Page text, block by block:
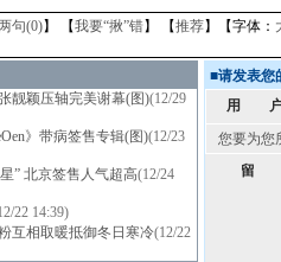
句(0)】 【我要“揪”错】 【推荐】【字体：
靓颖压轴完美谢幕(图)(12/29
》带病签售专辑(图)(12/23
” 北京签售人气超高(12/24
22 14:39)
互相取暖抵御冬日寒冷(12/22
■请发表您
用 户
您要为您
留